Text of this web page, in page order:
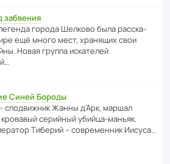
забвения
города Шелково была расска­
ещё много мест, хранящих свои
Новая группа иска­телей
Синей Бороды
спод­ви­жник Жанны д’Арк, маршал
серийный убийца-маньяк.
Тиберий – совре­менник Иисуса…